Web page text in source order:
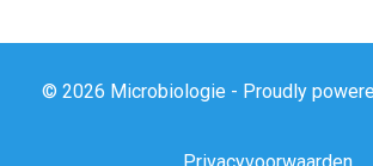
© 2026 Microbiologie - Proudly